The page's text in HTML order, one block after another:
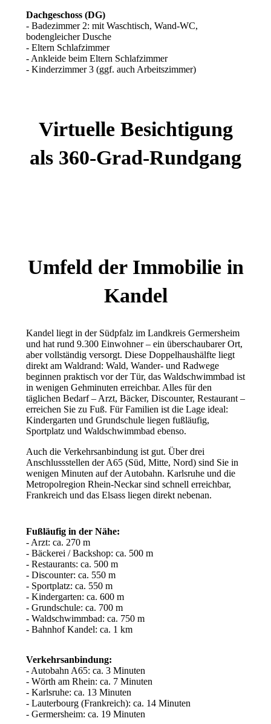
Dachgeschoss (DG)
- Badezimmer 2: mit Waschtisch, Wand-WC,
bodengleicher Dusche
- Eltern Schlafzimmer
- Ankleide beim Eltern Schlafzimmer
- Kinderzimmer 3 (ggf. auch Arbeitszimmer)
Virtuelle Besichtigung
als 360-Grad-Rundgang
Umfeld der Immobilie in
Kandel
Kandel liegt in der Südpfalz im Landkreis Germersheim
und hat rund 9.300 Einwohner – ein überschaubarer Ort,
aber vollständig versorgt. Diese Doppelhaushälfte liegt
direkt am Waldrand: Wald, Wander- und Radwege
beginnen praktisch vor der Tür, das Waldschwimmbad ist
in wenigen Gehminuten erreichbar. Alles für den
täglichen Bedarf – Arzt, Bäcker, Discounter, Restaurant –
erreichen Sie zu Fuß. Für Familien ist die Lage ideal:
Kindergarten und Grundschule liegen fußläufig,
Sportplatz und Waldschwimmbad ebenso.
Auch die Verkehrsanbindung ist gut. Über drei
Anschlussstellen der A65 (Süd, Mitte, Nord) sind Sie in
wenigen Minuten auf der Autobahn. Karlsruhe und die
Metropolregion Rhein-Neckar sind schnell erreichbar,
Frankreich und das Elsass liegen direkt nebenan.
Fußläufig in der Nähe:
- Arzt: ca. 270 m
- Bäckerei / Backshop: ca. 500 m
- Restaurants: ca. 500 m
- Discounter: ca. 550 m
- Sportplatz: ca. 550 m
- Kindergarten: ca. 600 m
- Grundschule: ca. 700 m
- Waldschwimmbad: ca. 750 m
- Bahnhof Kandel: ca. 1 km
Verkehrsanbindung:
- Autobahn A65: ca. 3 Minuten
- Wörth am Rhein: ca. 7 Minuten
- Karlsruhe: ca. 13 Minuten
- Lauterbourg (Frankreich): ca. 14 Minuten
- Germersheim: ca. 19 Minuten